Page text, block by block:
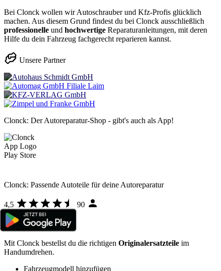
Bei Clonck wollen wir Autoschrauber und Kfz-Profis glücklich
machen. Aus diesem Grund findest du bei Clonck ausschließlich
professionelle und hochwertige Reparaturanleitungen, mit deren
Hilfe du dein Fahrzeug fachgerecht reparieren kannst.
Unsere Partner
Clonck: Der Autoreparatur-Shop - gibt's auch als App!
Clonck: Passende Autoteile für deine Autoreparatur
4,5 90
Mit Clonck bestellst du die richtigen Originalersatzteile im
Handumdrehen.
Fahrzeugmodell hinzufügen